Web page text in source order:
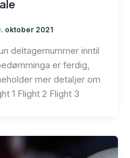
oktober 2021
deltagernummer inntil
er ferdig,
mer detaljer om
1 Flight 2 Flight 3